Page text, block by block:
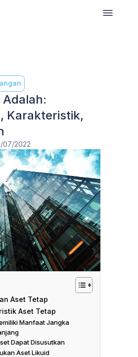
Karakteristik,
07/2022
Aset Tetap
Aset Tetap
Manfaat Jangka
Dapat Disusutkan
Aset Likuid